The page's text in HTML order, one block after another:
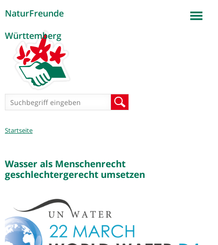
NaturFreunde
Württemberg
Suchformular
Sie
Startseite
Wasser als Menschenrecht
geschlechtergerecht umsetzen